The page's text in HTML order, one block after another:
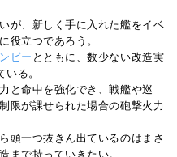
が、新しく手に入れた艦をイベ
役立つであろう。
ビー とともに、数少ない改造実
る。
と命中を強化でき、戦艦や巡
限が課せられた場合の砲撃火力
頭一つ抜きん出ているのはまさ
まで持っていきたい。